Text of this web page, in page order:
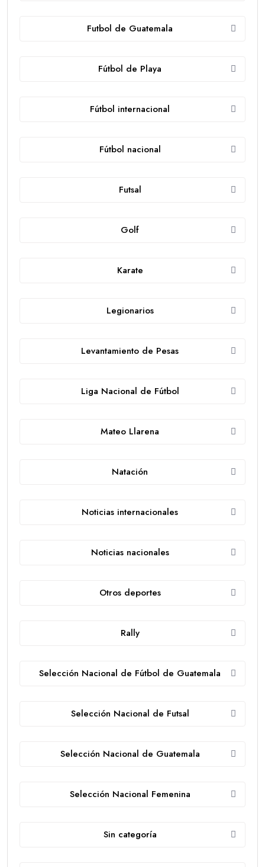
Futbol de Guatemala
Fútbol de Playa
Fútbol internacional
Fútbol nacional
Futsal
Golf
Karate
Legionarios
Levantamiento de Pesas
Liga Nacional de Fútbol
Mateo Llarena
Natación
Noticias internacionales
Noticias nacionales
Otros deportes
Rally
Selección Nacional de Fútbol de Guatemala
Selección Nacional de Futsal
Selección Nacional de Guatemala
Selección Nacional Femenina
Sin categoría